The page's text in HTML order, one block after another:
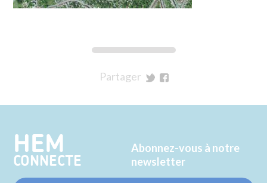
Partager
Twitter
Facebook
HEM
CONNECTE
Abonnez-vous à notre
newsletter